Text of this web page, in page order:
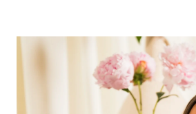
MODA & LJEPOTA